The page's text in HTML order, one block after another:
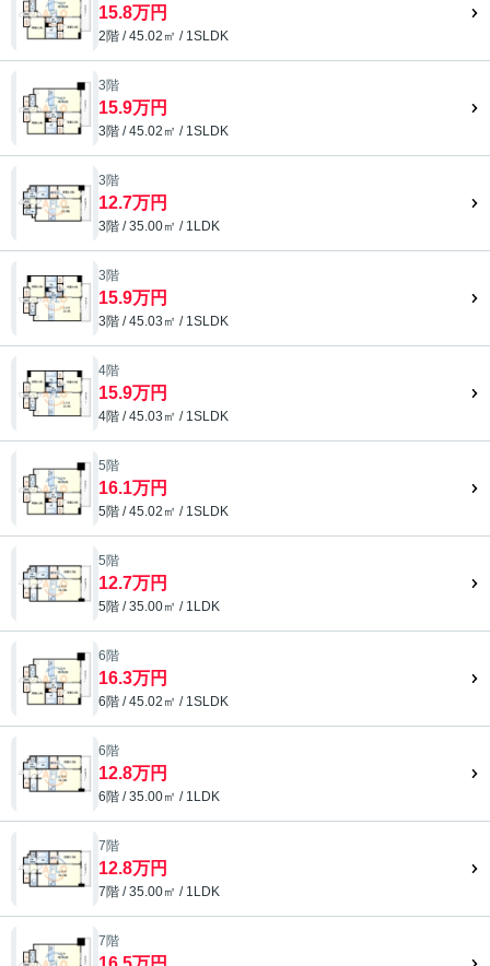
15.8万円
2階 / 45.02㎡ / 1SLDK
3階
15.9万円
3階 / 45.02㎡ / 1SLDK
3階
12.7万円
3階 / 35.00㎡ / 1LDK
3階
15.9万円
3階 / 45.03㎡ / 1SLDK
4階
15.9万円
4階 / 45.03㎡ / 1SLDK
5階
16.1万円
5階 / 45.02㎡ / 1SLDK
5階
12.7万円
5階 / 35.00㎡ / 1LDK
6階
16.3万円
6階 / 45.02㎡ / 1SLDK
6階
12.8万円
6階 / 35.00㎡ / 1LDK
7階
12.8万円
7階 / 35.00㎡ / 1LDK
7階